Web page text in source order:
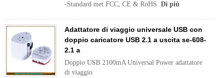
-Standard met FCC, CE & RoHS Di più
Adattatore di viaggio universale USB con
doppio caricatore USB 2.1 a uscita se-608-
2.1 a
Doppio USB 2100mA Universal Power adattatore
di viaggio